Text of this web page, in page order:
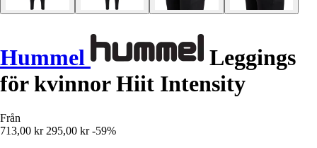
Hummel
Leggings
för kvinnor Hiit Intensity
Från
713,00 kr 295,00 kr -59%